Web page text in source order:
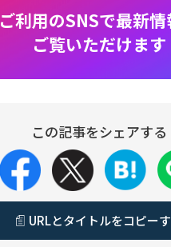
ご利用のSNSで最新情
ご覧いただけます
この記事をシェアする
URLとタイトルをコピー